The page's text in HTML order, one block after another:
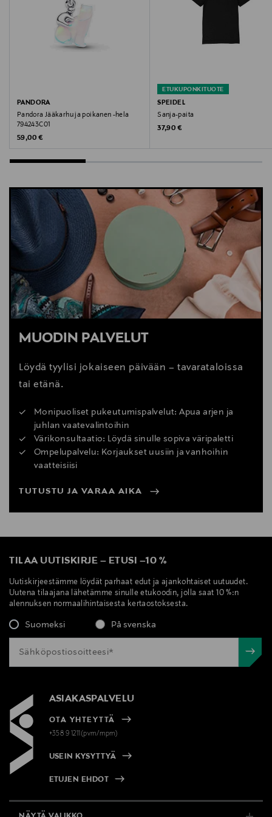
PANDORA
Pandora Jääkarhu ja poikanen -hela
794243C01
Original Price
59,00 €
ETUKUPONKITUOTE
SPEIDEL
Sanja-paita
Original Price
37,90 €
MUODIN PALVELUT
Löydä tyylisi jokaiseen päivään – tavarataloissa
tai etänä.
Monipuoliset pukeutumispalvelut: Apua arjen ja
juhlan vaatevalintoihin
Värikonsultaatio: Löydä sinulle sopiva väripaletti
Ompelupalvelu: Korjaukset uusiin ja vanhoihin
vaatteisiisi
TUTUSTU JA VARAA AIKA
TILAA UUTISKIRJE – ETUSI –10 %
Uutiskirjeestämme löydät parhaat edut ja ajankohtaiset uutuudet.
Uutena tilaajana lähetämme sinulle etukoodin, jolla saat 10 %:n
alennuksen normaalihintaisesta kertaostoksesta.
Suomeksi På svenska
ASIAKASPALVELU
OTA YHTEYTTÄ
+358 9 1211(pvm/mpm)
USEIN KYSYTTYÄ
ETUJEN EHDOT